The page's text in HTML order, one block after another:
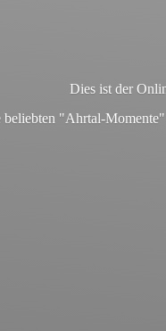
Dies ist der
beliebten "Ahrtal-